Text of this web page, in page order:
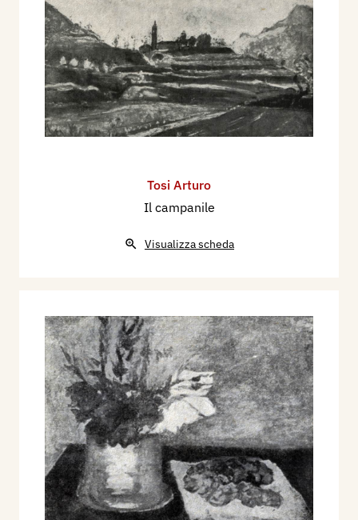
Tosi Arturo
Il campanile
Visualizza scheda